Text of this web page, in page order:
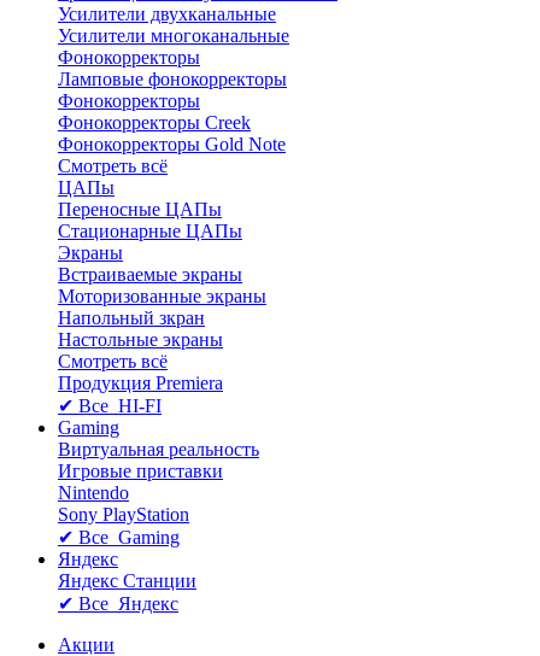
Усилители двухканальные
Усилители многоканальные
Фонокорректоры
Ламповые фонокорректоры
Фонокорректоры
Фонокорректоры Creek
Фонокорректоры Gold Note
Смотреть всё
ЦАПы
Переносные ЦАПы
Стационарные ЦАПы
Экраны
Встраиваемые экраны
Моторизованные экраны
Напольный зкран
Настольные экраны
Смотреть всё
Продукция Premiera
✔ Все HI-FI
Gaming
Виртуальная реальность
Игровые приставки
Nintendo
Sony PlayStation
✔ Все Gaming
Яндекс
Яндекс Станции
✔ Все Яндекс
Акции